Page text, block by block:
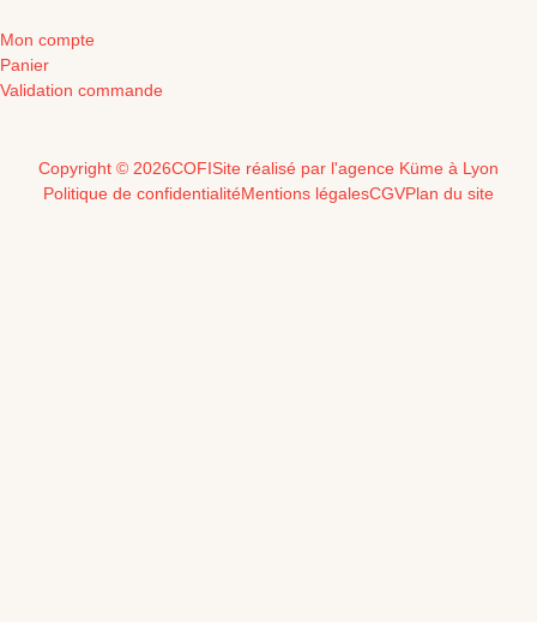
Mon compte
Panier
Validation commande
Copyright © 2026COFISite réalisé par l'agence Küme à Lyon
Politique de confidentialitéMentions légalesCGVPlan du site